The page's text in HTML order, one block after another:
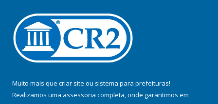
Muito mais que criar site ou sistema para prefeituras!
Realizamos uma assessoria completa, onde garantimos em